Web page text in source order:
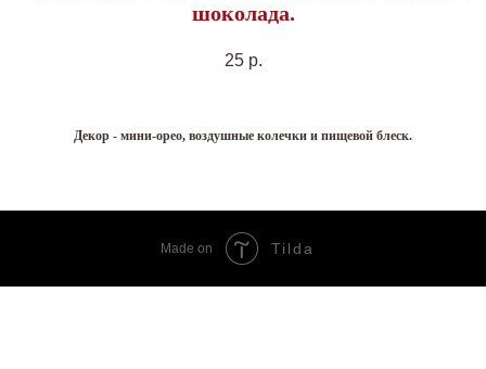
шоколада.
25 р.
Декор - мини-орео, воздушные колечки и пищевой блеск.
Made on Tilda